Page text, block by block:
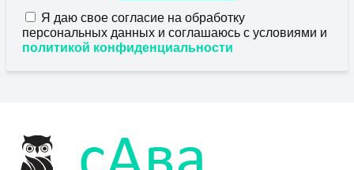
Я даю свое согласие на обработку
персональных данных и соглашаюсь с условиями и
политикой конфиденциальности